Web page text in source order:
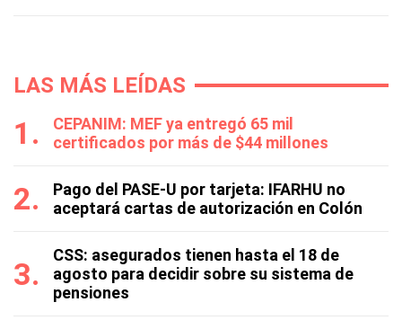
LAS MÁS LEÍDAS
CEPANIM: MEF ya entregó 65 mil
certificados por más de $44 millones
Pago del PASE-U por tarjeta: IFARHU no
aceptará cartas de autorización en Colón
CSS: asegurados tienen hasta el 18 de
agosto para decidir sobre su sistema de
pensiones